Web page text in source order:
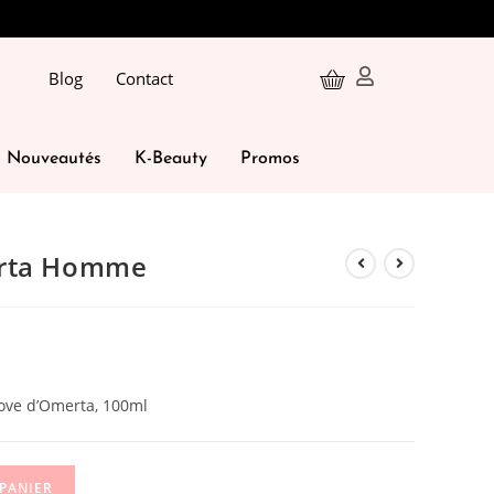
Blog Contact
Nouveautés K-Beauty Promos
Homme
d’Omerta, 100ml